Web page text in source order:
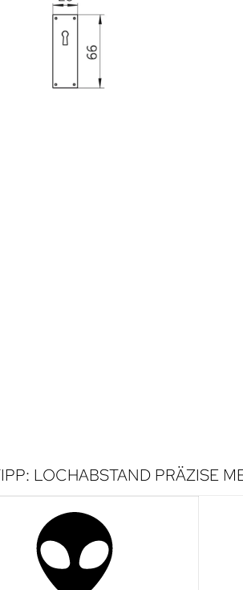
LOCHABSTAND PRÄZISE